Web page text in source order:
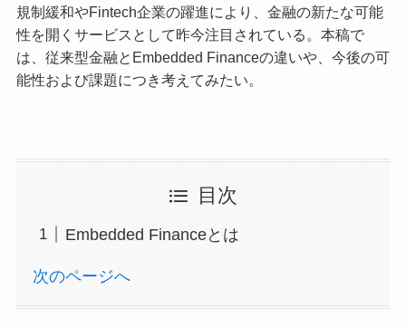
規制緩和やFintech企業の躍進により、金融の新たな可能
性を開くサービスとして昨今注目されている。本稿で
は、従来型金融とEmbedded Financeの違いや、今後の可
能性および課題につき考えてみたい。
目次
Embedded Financeとは
次のページへ